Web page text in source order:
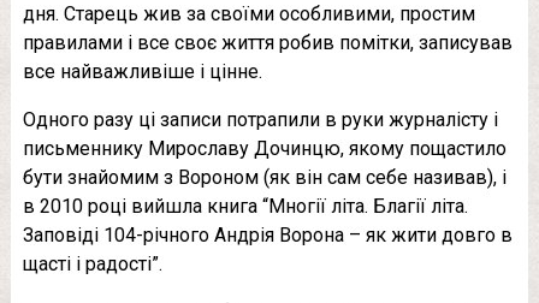
дня. Старець жив за своїми особливими, простим
правилами і все своє життя робив помітки, записував
все найважливіше і цінне.
Одного разу ці записи потрапили в руки журналісту і
письменнику Мирославу Дочинцю, якому пощастило
бути знайомим з Вороном (як він сам себе називав), і
в 2010 році вийшла книга “Многії літа. Благії літа.
Заповіді 104-річного Андрія Ворона – як жити довго в
щасті і радості”.